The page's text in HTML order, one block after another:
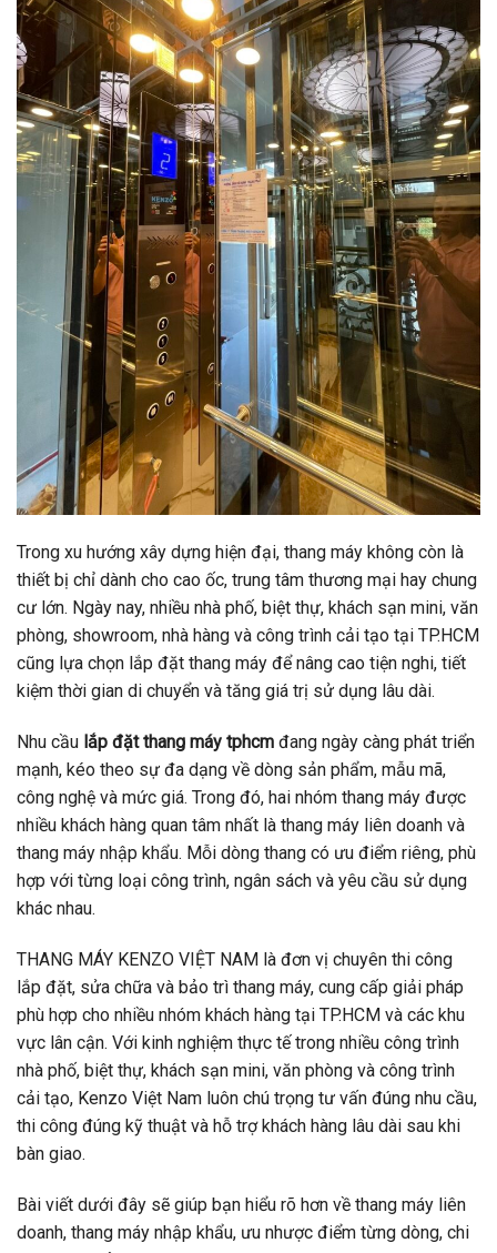
Trong xu hướng xây dựng hiện đại, thang máy không còn là
thiết bị chỉ dành cho cao ốc, trung tâm thương mại hay chung
cư lớn. Ngày nay, nhiều nhà phố, biệt thự, khách sạn mini, văn
phòng, showroom, nhà hàng và công trình cải tạo tại TP.HCM
cũng lựa chọn lắp đặt thang máy để nâng cao tiện nghi, tiết
kiệm thời gian di chuyển và tăng giá trị sử dụng lâu dài.
Nhu cầu lắp đặt thang máy tphcm đang ngày càng phát triển
mạnh, kéo theo sự đa dạng về dòng sản phẩm, mẫu mã,
công nghệ và mức giá. Trong đó, hai nhóm thang máy được
nhiều khách hàng quan tâm nhất là thang máy liên doanh và
thang máy nhập khẩu. Mỗi dòng thang có ưu điểm riêng, phù
hợp với từng loại công trình, ngân sách và yêu cầu sử dụng
khác nhau.
THANG MÁY KENZO VIỆT NAM là đơn vị chuyên thi công
lắp đặt, sửa chữa và bảo trì thang máy, cung cấp giải pháp
phù hợp cho nhiều nhóm khách hàng tại TP.HCM và các khu
vực lân cận. Với kinh nghiệm thực tế trong nhiều công trình
nhà phố, biệt thự, khách sạn mini, văn phòng và công trình
cải tạo, Kenzo Việt Nam luôn chú trọng tư vấn đúng nhu cầu,
thi công đúng kỹ thuật và hỗ trợ khách hàng lâu dài sau khi
bàn giao.
Bài viết dưới đây sẽ giúp bạn hiểu rõ hơn về thang máy liên
doanh, thang máy nhập khẩu, ưu nhược điểm từng dòng, chi